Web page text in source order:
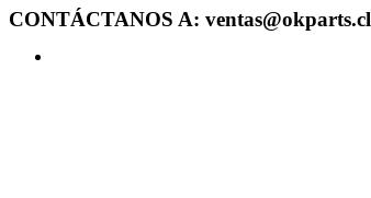
CONTÁCTANOS A: ventas@okparts.cl